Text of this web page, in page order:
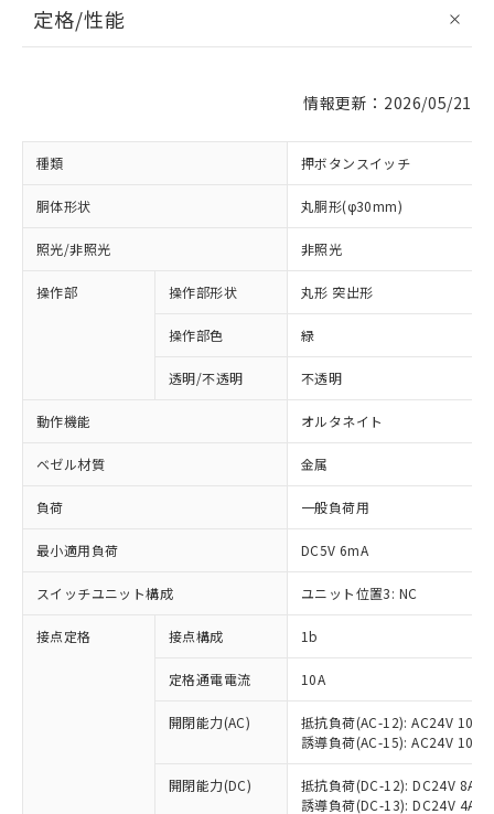
定格/性能
情報更新：2026/05/21
種類 押ボタンスイッチ
胴体形状 丸胴形(φ30mm)
照光/非照光 非照光
操作部 操作部形状 丸形 突出形
操作部色 緑
透明/不透明 不透明
動作機能 オルタネイト
ベゼル材質 金属
負荷 一般負荷用
最小適用負荷 DC5V 6mA
スイッチユニット構成 ユニット位置3: NC
接点定格 接点構成 1b
定格通電電流 10A
開閉能力(AC)
抵抗負荷(AC-12): AC24V 10A/
誘導負荷(AC-15): AC24V
開閉能力(DC)
抵抗負荷(DC-12): DC24V 8A/
誘導負荷(DC-13): DC24V 4A/
ご利用条件
対応済み：EU RoHS指令（10物質）の
非含有に対応した製品が提供可能な商品で
対応予定：EU RoHS指令（10物質）の非含
有に対応した製品に切り替える予定のある